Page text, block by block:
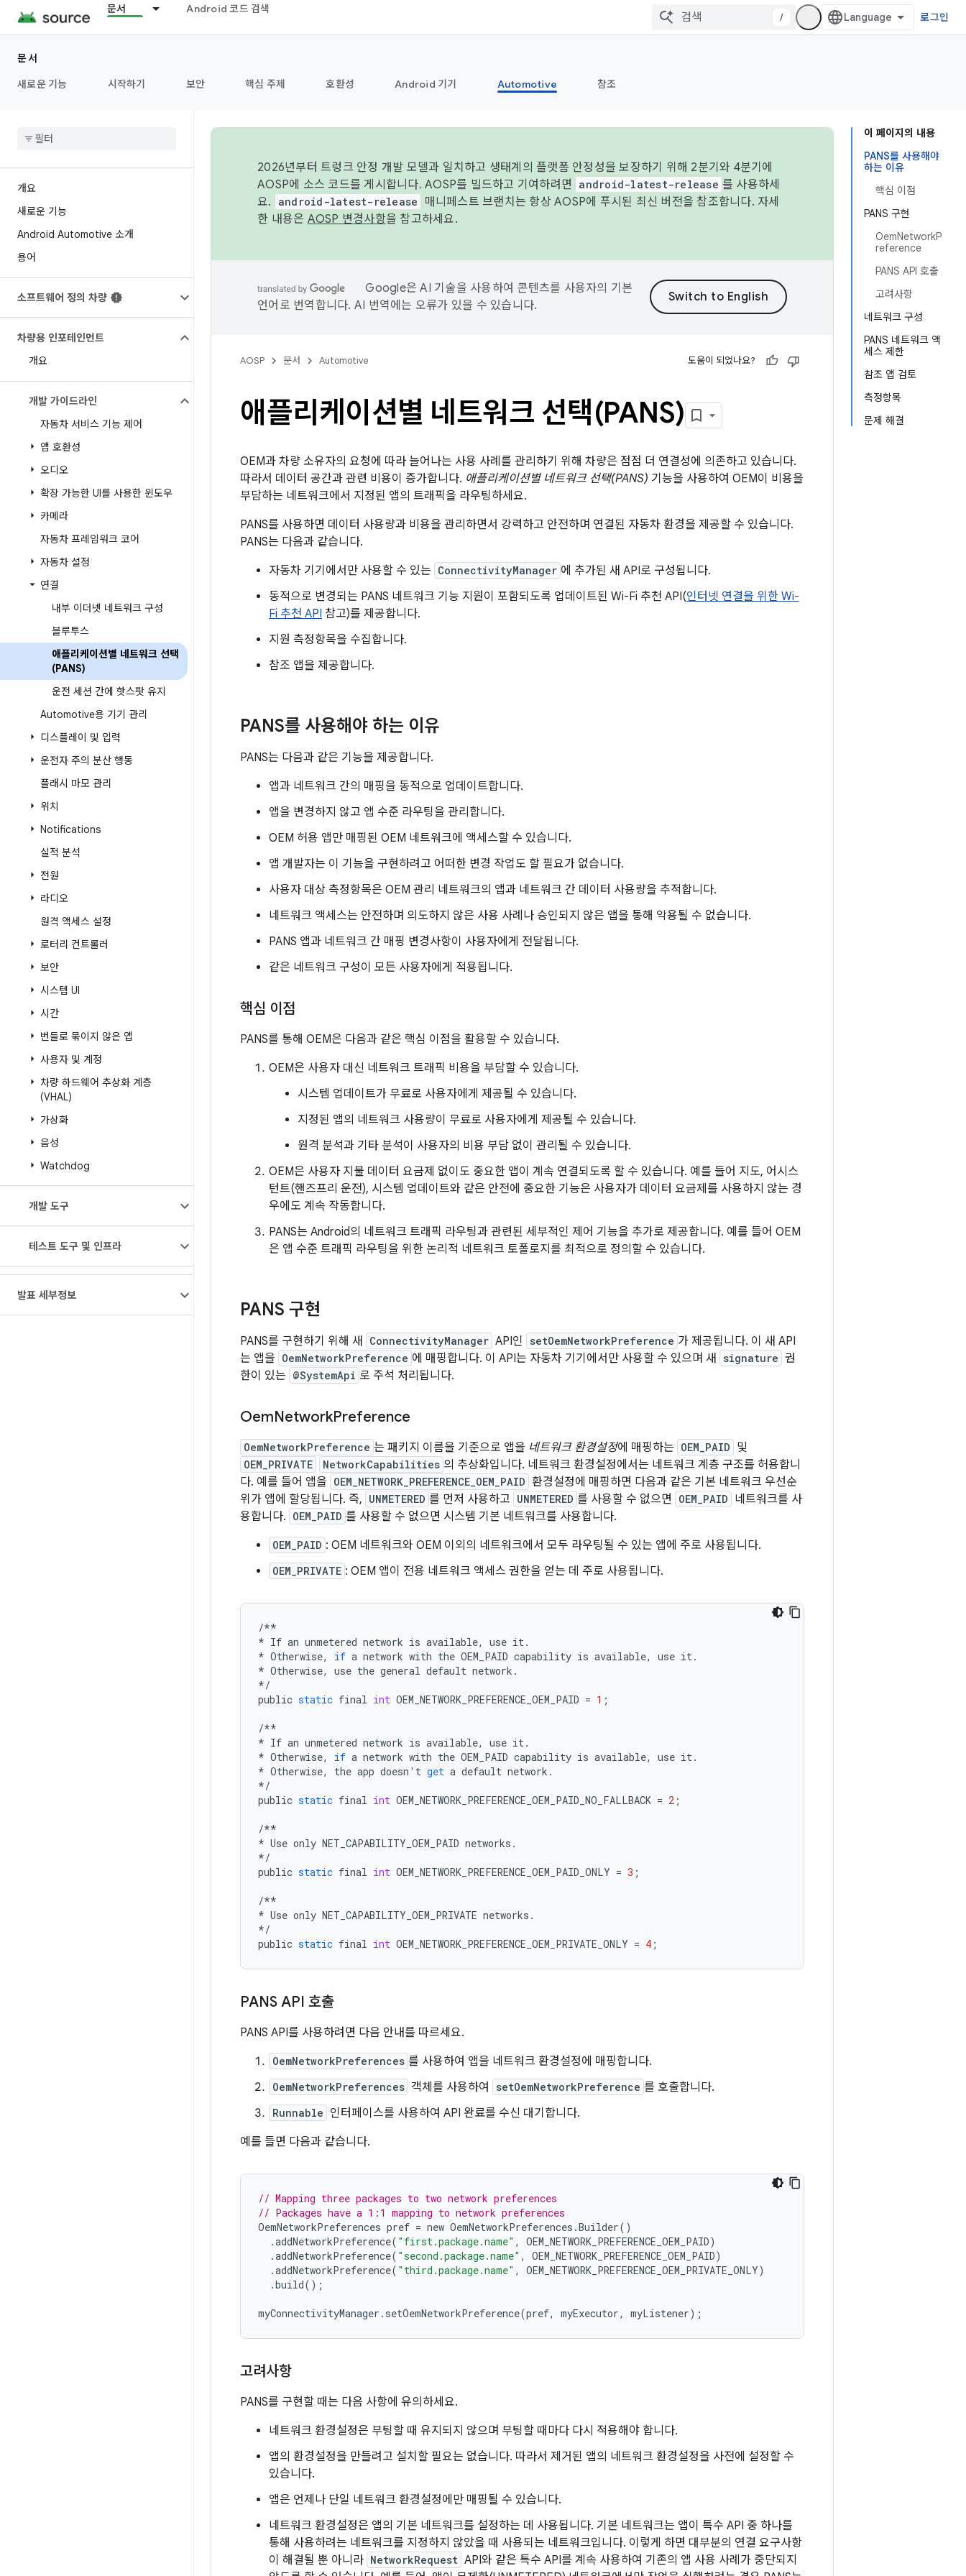
문서 Android 코드 검색
/ 로그인
문서
새로운 기능
시작하기 보안 핵심 주제 호환성 Android 기기 Automotive 참조
개요
새로운 기능
Android Automotive 소개
용어
소프트웨어 정의 차량
차량용 인포테인먼트
개요
개발 가이드라인
자동차 서비스 기능 제어
앱 호환성
오디오
확장 가능한 UI를 사용한 윈도우
카메라
자동차 프레임워크 코어
자동차 설정
연결
내부 이더넷 네트워크 구성
블루투스
애플리케이션별 네트워크 선택
(PANS)
운전 세션 간에 핫스팟 유지
Automotive용 기기 관리
디스플레이 및 입력
운전자 주의 분산 행동
플래시 마모 관리
위치
Notifications
실적 분석
전원
라디오
원격 액세스 설정
로터리 컨트롤러
보안
시스템 UI
시간
번들로 묶이지 않은 앱
사용자 및 계정
차량 하드웨어 추상화 계층
(VHAL)
가상화
음성
Watchdog
개발 도구
테스트 도구 및 인프라
발표 세부정보
이 페이지의 내용
PANS를 사용해야
하는 이유
핵심 이점
PANS 구현
OemNetworkP
reference
PANS API 호출
고려사항
네트워크 구성
PANS 네트워크 액
세스 제한
참조 앱 검토
측정항목
문제 해결
2026년부터 트렁크 안정 개발 모델과 일치하고 생태계의 플랫폼 안정성을 보장하기 위해 2분기와 4분기에
AOSP에 소스 코드를 게시합니다. AOSP를 빌드하고 기여하려면
android-latest-release 를 사용하세
요.
android-latest-release
매니페스트 브랜치는 항상 AOSP에 푸시된 최신 버전을 참조합니다. 자세
한 내용은 AOSP 변경사항을 참고하세요.
Google은 AI 기술을 사용하여 콘텐츠를 사용자의 기본
언어로 번역합니다. AI 번역에는 오류가 있을 수 있습니다.
AOSP 문서 Automotive 도움이 되었나요?
애플리케이션별 네트워크 선택(PANS)
OEM과 차량 소유자의 요청에 따라 늘어나는 사용 사례를 관리하기 위해 차량은 점점 더 연결성에 의존하고 있습니다.
따라서 데이터 공간과 관련 비용이 증가합니다. 애플리케이션별 네트워크 선택(PANS) 기능을 사용하여 OEM이 비용을
부담하는 네트워크에서 지정된 앱의 트래픽을 라우팅하세요.
PANS를 사용하면 데이터 사용량과 비용을 관리하면서 강력하고 안전하며 연결된 자동차 환경을 제공할 수 있습니다.
PANS는 다음과 같습니다.
자동차 기기에서만 사용할 수 있는 ConnectivityManager 에 추가된 새 API로 구성됩니다.
동적으로 변경되는 PANS 네트워크 기능 지원이 포함되도록 업데이트된 Wi-Fi 추천 API(인터넷 연결을 위한 Wi-
Fi 추천 API 참고)를 제공합니다.
지원 측정항목을 수집합니다.
참조 앱을 제공합니다.
PANS를 사용해야 하는 이유
PANS는 다음과 같은 기능을 제공합니다.
앱과 네트워크 간의 매핑을 동적으로 업데이트합니다.
앱을 변경하지 않고 앱 수준 라우팅을 관리합니다.
OEM 허용 앱만 매핑된 OEM 네트워크에 액세스할 수 있습니다.
앱 개발자는 이 기능을 구현하려고 어떠한 변경 작업도 할 필요가 없습니다.
사용자 대상 측정항목은 OEM 관리 네트워크의 앱과 네트워크 간 데이터 사용량을 추적합니다.
네트워크 액세스는 안전하며 의도하지 않은 사용 사례나 승인되지 않은 앱을 통해 악용될 수 없습니다.
PANS 앱과 네트워크 간 매핑 변경사항이 사용자에게 전달됩니다.
같은 네트워크 구성이 모든 사용자에게 적용됩니다.
핵심 이점
PANS를 통해 OEM은 다음과 같은 핵심 이점을 활용할 수 있습니다.
OEM은 사용자 대신 네트워크 트래픽 비용을 부담할 수 있습니다.
시스템 업데이트가 무료로 사용자에게 제공될 수 있습니다.
지정된 앱의 네트워크 사용량이 무료로 사용자에게 제공될 수 있습니다.
원격 분석과 기타 분석이 사용자의 비용 부담 없이 관리될 수 있습니다.
OEM은 사용자 지불 데이터 요금제 없이도 중요한 앱이 계속 연결되도록 할 수 있습니다. 예를 들어 지도, 어시스
턴트(핸즈프리 운전), 시스템 업데이트와 같은 안전에 중요한 기능은 사용자가 데이터 요금제를 사용하지 않는 경
우에도 계속 작동합니다.
PANS는 Android의 네트워크 트래픽 라우팅과 관련된 세부적인 제어 기능을 추가로 제공합니다. 예를 들어 OEM
은 앱 수준 트래픽 라우팅을 위한 논리적 네트워크 토폴로지를 최적으로 정의할 수 있습니다.
PANS 구현
PANS를 구현하기 위해 새 ConnectivityManager API인 setOemNetworkPreference 가 제공됩니다. 이 새 API
는 앱을 OemNetworkPreference 에 매핑합니다. 이 API는 자동차 기기에서만 사용할 수 있으며 새 signature 권
한이 있는 @SystemApi 로 주석 처리됩니다.
OemNetworkPreference
OemNetworkPreference 는 패키지 이름을 기준으로 앱을 네트워크 환경설정에 매핑하는 OEM_PAID 및
OEM_PRIVATE NetworkCapabilities 의 추상화입니다. 네트워크 환경설정에서는 네트워크 계층 구조를 허용합니
다. 예를 들어 앱을 OEM_NETWORK_PREFERENCE_OEM_PAID 환경설정에 매핑하면 다음과 같은 기본 네트워크 우선순
위가 앱에 할당됩니다. 즉, UNMETERED 를 먼저 사용하고 UNMETERED 를 사용할 수 없으면 OEM_PAID 네트워크를 사
용합니다. OEM_PAID 를 사용할 수 없으면 시스템 기본 네트워크를 사용합니다.
OEM_PAID : OEM 네트워크와 OEM 이외의 네트워크에서 모두 라우팅될 수 있는 앱에 주로 사용됩니다.
OEM_PRIVATE : OEM 앱이 전용 네트워크 액세스 권한을 얻는 데 주로 사용됩니다.
/**
* If an unmetered network is available, use it.
* Otherwise, if a network with the OEM_PAID capability is available, use it.
* Otherwise, use the general default network .
*/
public static final int OEM_NETWORK_PREFERENCE_OEM_PAID = 1 ;
/**
* If an unmetered network is available, use it.
* Otherwise, if a network with the OEM_PAID capability is available, use it.
* Otherwise, the app doesn ' t get a default network .
*/
public static final int OEM_NETWORK_PREFERENCE_OEM_PAID_NO_FALLBACK = 2 ;
/**
* Use only NET_CAPABILITY_OEM_PAID networks .
*/
public static final int OEM_NETWORK_PREFERENCE_OEM_PAID_ONLY = 3 ;
/**
* Use only NET_CAPABILITY_OEM_PRIVATE networks .
*/
public static final int OEM_NETWORK_PREFERENCE_OEM_PRIVATE_ONLY = 4 ;
PANS API 호출
PANS API를 사용하려면 다음 안내를 따르세요.
OemNetworkPreferences 를 사용하여 앱을 네트워크 환경설정에 매핑합니다.
OemNetworkPreferences 객체를 사용하여 setOemNetworkPreference 를 호출합니다.
Runnable 인터페이스를 사용하여 API 완료를 수신 대기합니다.
예를 들면 다음과 같습니다.
// Mapping three packages to two network preferences
// Packages have a 1:1 mapping to network preferences
OemNetworkPreferences pref = new OemNetworkPreferences .Builder()
.addNetworkPreference( "first.package.name" , OEM_NETWORK_PREFERENCE_OEM_PAID)
.addNetworkPreference( "second.package.name" , OEM_NETWORK_PREFERENCE_OEM_PAID)
.addNetworkPreference( "third.package.name" , OEM_NETWORK_PREFERENCE_OEM_PRIVATE_ONLY)
.build();
myConnectivityManager . setOemNetworkPreference(pref, myExecutor, myListener);
고려사항
PANS를 구현할 때는 다음 사항에 유의하세요.
네트워크 환경설정은 부팅할 때 유지되지 않으며 부팅할 때마다 다시 적용해야 합니다.
앱의 환경설정을 만들려고 설치할 필요는 없습니다. 따라서 제거된 앱의 네트워크 환경설정을 사전에 설정할 수
있습니다.
앱은 언제나 단일 네트워크 환경설정에만 매핑될 수 있습니다.
네트워크 환경설정은 앱의 기본 네트워크를 설정하는 데 사용됩니다. 기본 네트워크는 앱이 특수 API 중 하나를
통해 사용하려는 네트워크를 지정하지 않았을 때 사용되는 네트워크입니다. 이렇게 하면 대부분의 연결 요구사항
이 해결될 뿐 아니라 NetworkRequest API와 같은 특수 API를 계속 사용하여 기존의 앱 사용 사례가 중단되지